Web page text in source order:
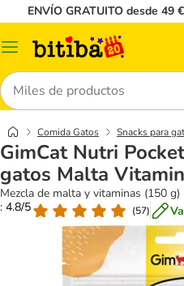
ENVÍO GRATUITO desde 49
Menú
Buscar
Comida Gatos Snacks para
GimCat Nutri
gatos Malta
Mezcla de malta y vitaminas (150 g)
: 4.8/5
(57)